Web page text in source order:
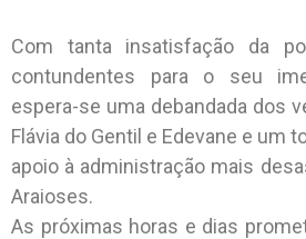
Com tanta insatisfação da
contundentes para o seu
espera-se uma debandada dos
Flávia do Gentil e Edevane e um
apoio à administração mais
Araioses.
As próximas horas e dias